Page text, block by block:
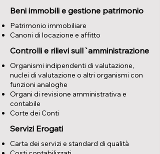
Beni immobili e gestione patrimonio
Patrimonio immobiliare
Canoni di locazione e affitto
Controlli e rilievi sull`amministrazione
Organismi indipendenti di valutazione,
nuclei di valutazione o altri organismi con
funzioni analoghe
Organi di revisione amministrativa e
contabile
Corte dei Conti
Servizi Erogati
Carta dei servizi e standard di qualità